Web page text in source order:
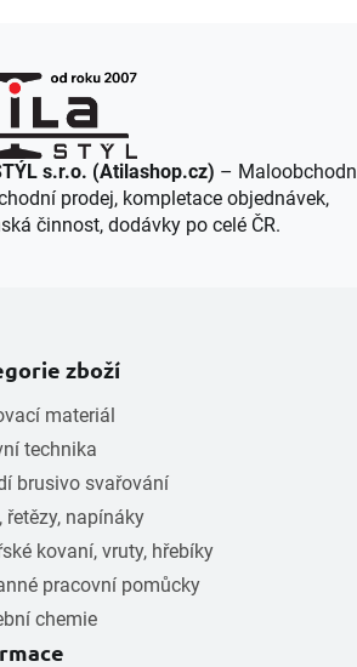
s.r.o. (Atilashop.cz) –
prodej, kompletace objednávek,
činnost, dodávky po celé ČR.
zboží
materiál
technika
brusivo svařování
řetězy, napínáky
kovaní, vruty, hřebíky
pracovní pomůcky
chemie